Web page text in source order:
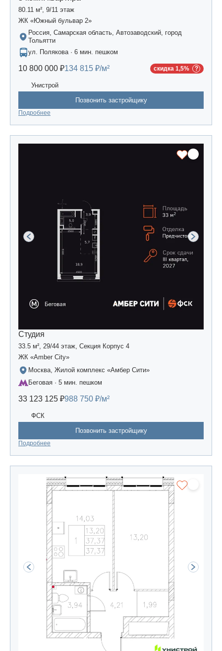
80.11 м², 9/11 этаж
ЖК «Южный бульвар 2»
Россия, Самарская область, Автозаводский, город
Тольятти
ул. Полякова · 6 мин. пешком
10 800 000 ₽134 815 ₽/м² скидка 1,5%
Унистрой
Позвонить застройщику
Подробнее
Студия
33.5 м², 29/44 этаж, Секция Корпус 4
ЖК «Amber Сity»
Москва, Жилой комплекс «Амбер Сити»
Беговая · 5 мин. пешком
33 123 125 ₽988 750 ₽/м²
ФСК
Позвонить застройщику
Подробнее